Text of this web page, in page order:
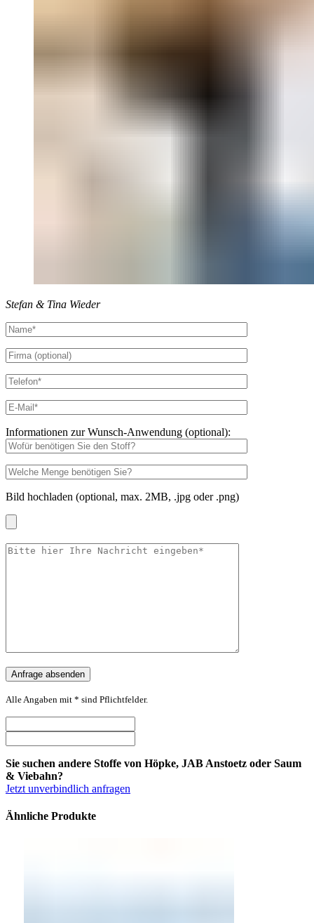
Stefan & Tina Wieder
Informationen zur Wunsch-Anwendung (optional):
Bild hochladen (optional, max. 2MB, .jpg oder .png)
Alle Angaben mit * sind Pflichtfelder.
Sie suchen andere Stoffe von Höpke, JAB Anstoetz oder Saum
& Viebahn?
Jetzt unverbindlich anfragen
Ähnliche Produkte